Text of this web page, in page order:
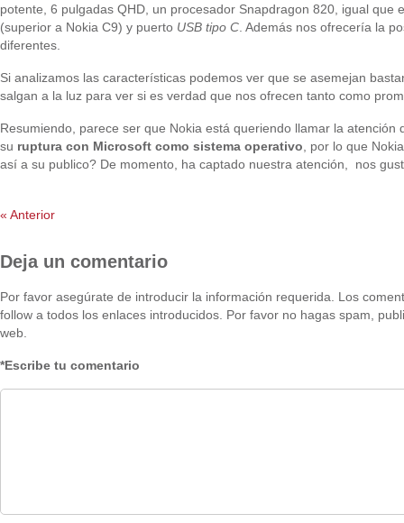
potente, 6 pulgadas QHD, un procesador Snapdragon 820, igual que
(superior a Nokia C9) y puerto USB tipo C. Además nos ofrecería la
diferentes.
Si analizamos las características podemos ver que se asemejan
salgan a la luz para ver si es verdad que nos ofrecen tanto como
Resumiendo, parece ser que Nokia está queriendo llamar la
su ruptura con Microsoft como sistema operativo, por lo que
así a su publico? De momento, ha captado nuestra atención, nos
« Anterior
Deja un comentario
Por favor asegúrate de introducir la información requerida. Los
follow a todos los enlaces introducidos. Por favor no hagas spam,
web.
*Escribe tu comentario